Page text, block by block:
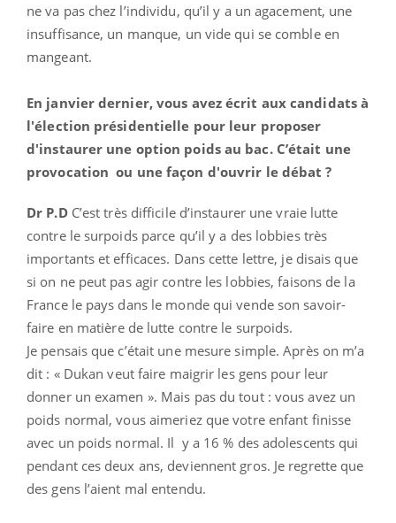
ne va pas chez l’individu, qu’il y a un agacement, une
insuffisance, un manque, un vide qui se comble en
mangeant.
En janvier dernier, vous avez écrit aux candidats à
l'élection présidentielle pour leur proposer
d'instaurer une option poids au bac. C’était une
provocation ou une façon d'ouvrir le débat ?
Dr P.D C’est très difficile d’instaurer une vraie lutte
contre le surpoids parce qu’il y a des lobbies très
importants et efficaces. Dans cette lettre, je disais que
si on ne peut pas agir contre les lobbies, faisons de la
France le pays dans le monde qui vende son savoir-
faire en matière de lutte contre le surpoids.
Je pensais que c’était une mesure simple. Après on m’a
dit : « Dukan veut faire maigrir les gens pour leur
donner un examen ». Mais pas du tout : vous avez un
poids normal, vous aimeriez que votre enfant finisse
avec un poids normal. Il y a 16 % des adolescents qui
pendant ces deux ans, deviennent gros. Je regrette que
des gens l’aient mal entendu.